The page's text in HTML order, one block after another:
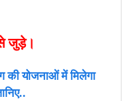
जुड़े।
की योजनाओं में मिलेगा